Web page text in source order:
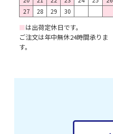
27
28 29 30
■は出荷定休日です。
ご注文は年中無休24時間承りま
す。